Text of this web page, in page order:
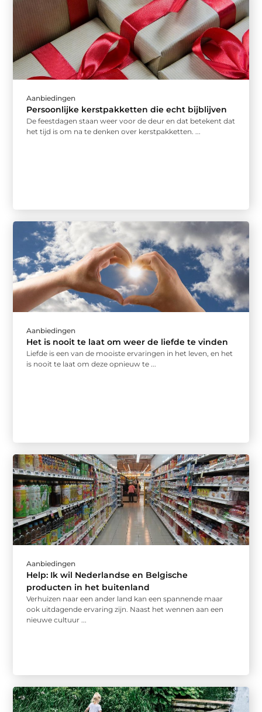
Aanbiedingen
Persoonlijke kerstpakketten die echt bijblijven
De feestdagen staan weer voor de deur en dat betekent dat
het tijd is om na te denken over kerstpakketten. ...
Aanbiedingen
Het is nooit te laat om weer de liefde te vinden
Liefde is een van de mooiste ervaringen in het leven, en het
is nooit te laat om deze opnieuw te ...
Aanbiedingen
Help: Ik wil Nederlandse en Belgische
producten in het buitenland
Verhuizen naar een ander land kan een spannende maar
ook uitdagende ervaring zijn. Naast het wennen aan een
nieuwe cultuur ...